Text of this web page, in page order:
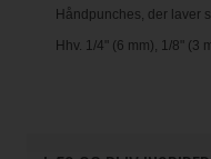
Håndpunches, der laver
Hhv. 1/4" (6 mm), 1/8" (3